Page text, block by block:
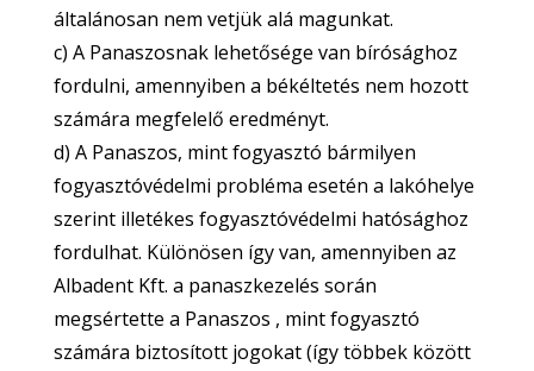
általánosan nem vetjük alá magunkat.
c) A Panaszosnak lehetősége van bírósághoz
fordulni, amennyiben a békéltetés nem hozott
számára megfelelő eredményt.
d) A Panaszos, mint fogyasztó bármilyen
fogyasztóvédelmi probléma esetén a lakóhelye
szerint illetékes fogyasztóvédelmi hatósághoz
fordulhat. Különösen így van, amennyiben az
Albadent Kft. a panaszkezelés során
megsértette a Panaszos , mint fogyasztó
számára biztosított jogokat (így többek között